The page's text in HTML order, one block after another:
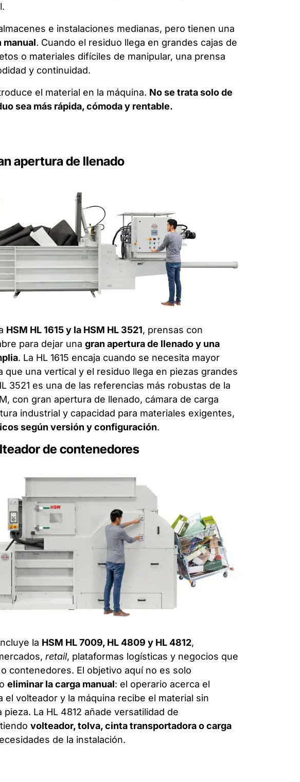
e instalaciones medianas, pero tienen una
manual. Cuando el residuo llega en grandes cajas de
o materiales difíciles de manipular, una prensa
y continuidad.
el material en la máquina. No se trata solo de
sea más rápida, cómoda y rentable.
apertura de llenado
HSM HL 1615 y la HSM HL 3521, prensas con
para dejar una gran apertura de llenado y una
. La HL 1615 encaja cuando se necesita mayor
que una vertical y el residuo llega en piezas grandes
3521 es una de las referencias más robustas de la
con gran apertura de llenado, cámara de carga
industrial y capacidad para materiales exigentes,
según versión y configuración.
de contenedores
la HSM HL 7009, HL 4809 y HL 4812,
retail, plataformas logísticas y negocios que
contenedores. El objetivo aquí no es solo
eliminar la carga manual: el operario acerca el
el volteador y la máquina recibe el material sin
La HL 4812 añade versatilidad de
volteador, tolva, cinta transportadora o carga
de la instalación.